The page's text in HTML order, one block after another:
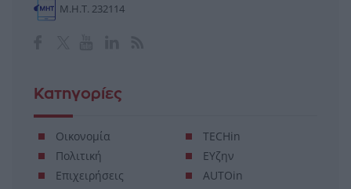
Μ.Η.Τ. 232114
Κατηγορίες
Οικονομία
Πολιτική
Επιχειρήσεις
TECHin
ΕΥζην
AUTOin